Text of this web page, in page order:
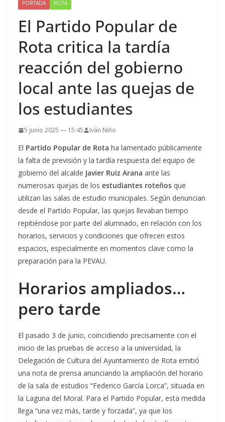
PORTADA ROTA
El Partido Popular de
Rota critica la tardía
reacción del gobierno
local ante las quejas de
los estudiantes
5 junio 2025 — 15:45 Iván Niño
El Partido Popular de Rota ha lamentado públicamente
la falta de previsión y la tardía respuesta del equipo de
gobierno del alcalde Javier Ruiz Arana ante las
numerosas quejas de los estudiantes roteños que
utilizan las salas de estudio municipales. Según denuncian
desde el Partido Popular, las quejas llevaban tiempo
repitiéndose por parte del alumnado, en relación con los
horarios, servicios y condiciones que ofrecen estos
espacios, especialmente en momentos clave como la
preparación para la PEVAU.
Horarios ampliados…
pero tarde
El pasado 3 de junio, coincidiendo precisamente con el
inicio de las pruebas de acceso a la universidad, la
Delegación de Cultura del Ayuntamiento de Rota emitió
una nota de prensa anunciando la ampliación del horario
de la sala de estudios “Federico García Lorca”, situada en
la Laguna del Moral. Para el Partido Popular, esta medida
llega “una vez más, tarde y forzada”, ya que los